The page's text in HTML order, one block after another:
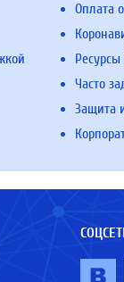
Оплата
Часто
Защита